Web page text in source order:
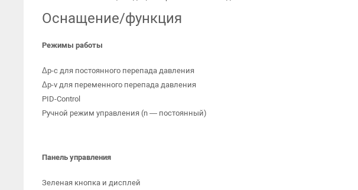
Оснащение/функция
Режимы работы
Δp-c для постоянного перепада давления
Δp-v для переменного перепада давления
PID-Control
Ручной режим управления (n — постоянный)
Панель управления
Зеленая кнопка и дисплей